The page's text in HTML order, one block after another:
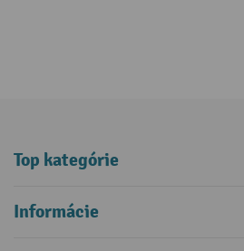
Top kategórie
Informácie